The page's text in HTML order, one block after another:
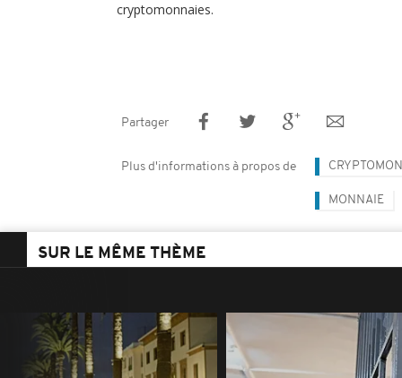
cryptomonnaies.
Partager
Plus d'informations à propos de
MONNAIE
SUR LE MÊME THÈME